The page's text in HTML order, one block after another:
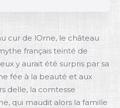
de lOrne, le château
français teinté de
y aurait été surpris par sa
fée à la beauté et aux
delle, la comtesse
qui maudit alors la famille